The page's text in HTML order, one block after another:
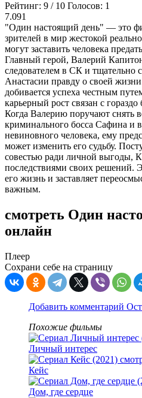
Рейтинг: 9 / 10 Голосов: 1
7.091
"Один настоящий день" — это
зрителей в мир жестокой
могут заставить человека
Главный герой, Валерий
следователем в СК и тщательно
Анастасии правду о своей
добивается успеха честным
карьерный рост связан с
Когда Валерию поручают снять
криминального босса Сафина и
невиновного человека, ему
может изменить его судьбу.
совестью ради личной выгоды,
последствиями своих решений.
его жизнь и заставляет
важным.
смотреть Один
онлайн
Плеер
Сохрани себе на страницу
Добавить комментарий
Похожие фильмы
Личный интерес
Кейс
Дом, где сердце